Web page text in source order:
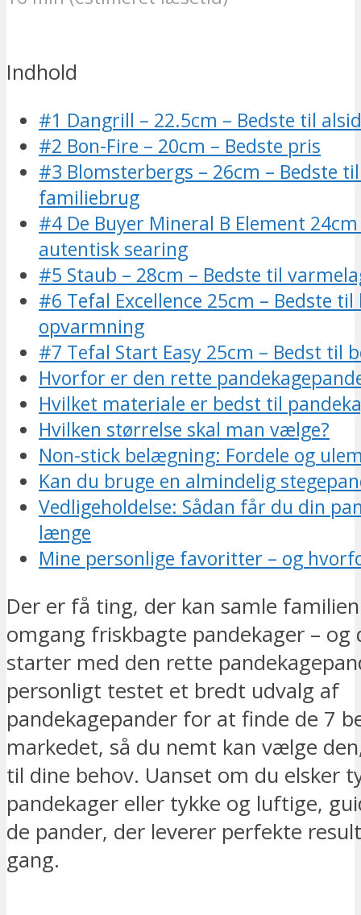
Indhold
#1 Dangrill – 22.5cm – Bedste til
#2 Bon-Fire – 20cm – Bedste pris
#3 Blomsterbergs – 26cm – Bedste
familiebrug
#4 De Buyer Mineral B Element
autentisk searing
#5 Staub – 28cm – Bedste til
#6 Tefal Excellence 25cm – Bedste
opvarmning
#7 Tefal Start Easy 25cm – Bedst til
Hvorfor er den rette
Hvilket materiale er bedst til
Hvilken størrelse skal man vælge?
Non-stick belægning: Fordele og
Kan du bruge en almindelig
Vedligeholdelse: Sådan får du din
længe
Mine personlige favoritter – og
Der er få ting, der kan samle
omgang friskbagte pandekager – og
starter med den rette
personligt testet et bredt udvalg af
pandekagepander for at finde de 7
markedet, så du nemt kan vælge
til dine behov. Uanset om du elsker
pandekager eller tykke og luftige,
de pander, der leverer perfekte
gang.